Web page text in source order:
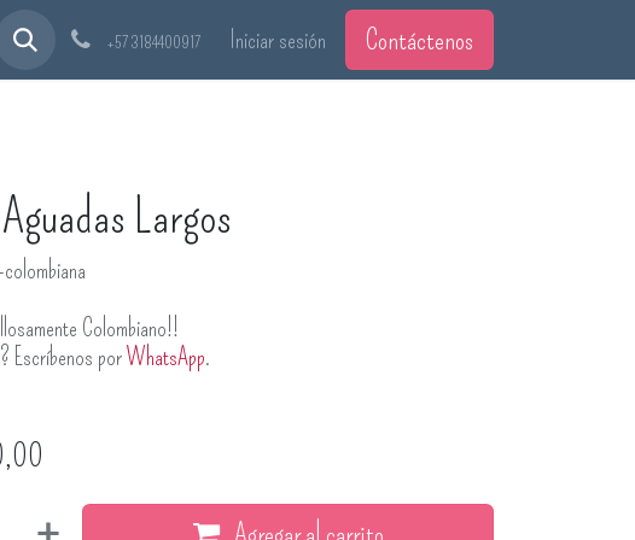
+57 3184400917 Iniciar sesión Contáctenos
Largos
Colombiano!!
Escríbenos porWhatsApp.